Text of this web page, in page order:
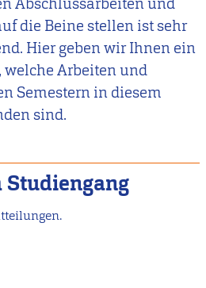
die Beine stellen ist sehr
Hier geben wir Ihnen ein
welche Arbeiten und
Semestern in diesem
sind.